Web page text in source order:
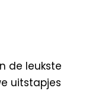
de leukste
uitstapjes